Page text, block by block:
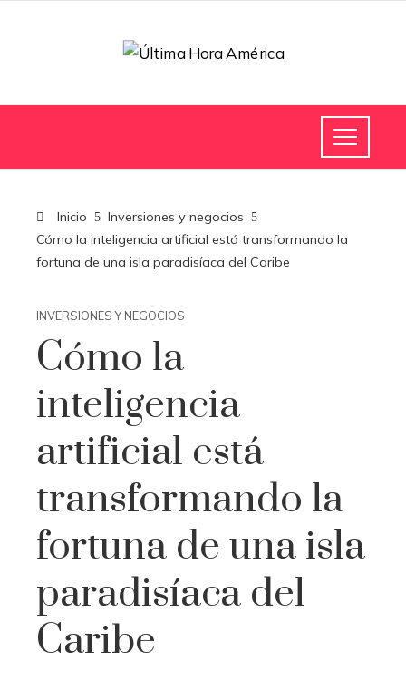
Inicio
Inversiones y negocios
Cómo la inteligencia artificial está transformando la
fortuna de una isla paradisíaca del Caribe
INVERSIONES Y NEGOCIOS
Cómo la
inteligencia
artificial está
transformando la
fortuna de una isla
paradisíaca del
Caribe